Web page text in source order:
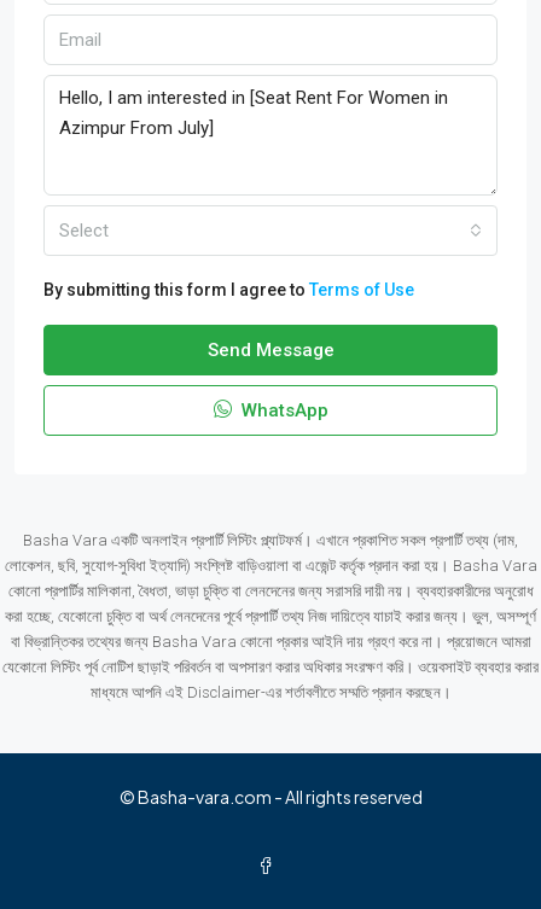
Select
By submitting this form I agree toTerms of Use
Send Message
WhatsApp
Basha Vara একটি অনলাইন প্রপার্টি লিস্টিং প্ল্যাটফর্ম। এখানে প্রকাশিত সকল প্রপার্টি তথ্য (দাম,
লোকেশন, ছবি, সুযোগ-সুবিধা ইত্যাদি) সংশ্লিষ্ট বাড়িওয়ালা বা এজেন্ট কর্তৃক প্রদান করা হয়। Basha Vara
কোনো প্রপার্টির মালিকানা, বৈধতা, ভাড়া চুক্তি বা লেনদেনের জন্য সরাসরি দায়ী নয়। ব্যবহারকারীদের অনুরোধ
করা হচ্ছে, যেকোনো চুক্তি বা অর্থ লেনদেনের পূর্বে প্রপার্টি তথ্য নিজ দায়িত্বে যাচাই করার জন্য। ভুল, অসম্পূর্ণ
বা বিভ্রান্তিকর তথ্যের জন্য Basha Vara কোনো প্রকার আইনি দায় গ্রহণ করে না। প্রয়োজনে আমরা
যেকোনো লিস্টিং পূর্ব নোটিশ ছাড়াই পরিবর্তন বা অপসারণ করার অধিকার সংরক্ষণ করি। ওয়েবসাইট ব্যবহার করার
মাধ্যমে আপনি এই Disclaimer-এর শর্তাবলীতে সম্মতি প্রদান করছেন।
© Basha-vara.com - All rights reserved